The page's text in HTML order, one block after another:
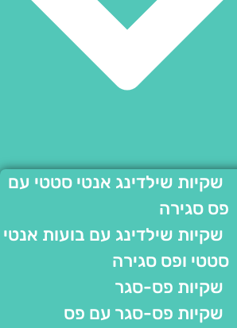
שקיות שילדינג אנטי סטטי עם
פס סגירה
שקיות שילדינג עם בועות אנטי
סטטי ופס סגירה
שקיות פס-סגר
שקיות פס-סגר עם פס